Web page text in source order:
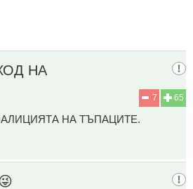
НА
65
7
НА ТЪПАЦИТЕ.